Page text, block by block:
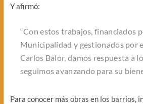
Y afirmó:
“Con estos trabajos, financiados
Municipalidad y gestionados por
Carlos Balor, damos respuesta a
seguimos avanzando para su
Para conocer más obras en los barrios,